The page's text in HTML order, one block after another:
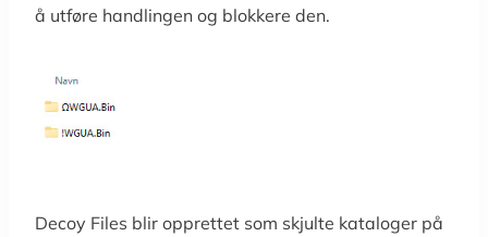
å utføre handlingen og blokkere den.
Decoy Files blir opprettet som skjulte kataloger på